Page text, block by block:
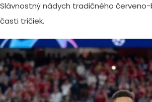
Slávnostný nádych tradičného
časti tričiek.